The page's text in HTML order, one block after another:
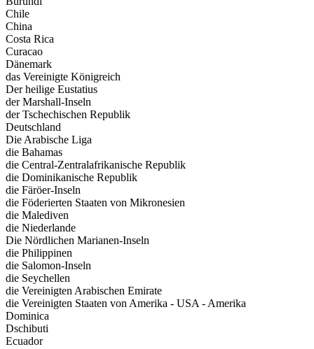
Chile
China
Costa Rica
Curacao
Dänemark
das Vereinigte Königreich
Der heilige Eustatius
der Marshall-Inseln
der Tschechischen Republik
Deutschland
Die Arabische Liga
die Bahamas
die Central-Zentralafrikanische Republik
die Dominikanische Republik
die Färöer-Inseln
die Föderierten Staaten von Mikronesien
die Malediven
die Niederlande
Die Nördlichen Marianen-Inseln
die Philippinen
die Salomon-Inseln
die Seychellen
die Vereinigten Arabischen Emirate
die Vereinigten Staaten von Amerika - USA - Amerika
Dominica
Dschibuti
Ecuador